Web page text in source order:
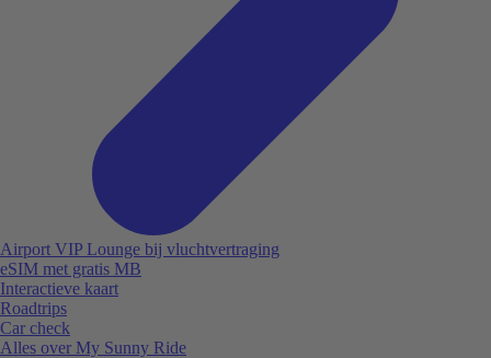
Airport VIP Lounge bij vluchtvertraging
eSIM met gratis MB
Interactieve kaart
Roadtrips
Car check
Alles over My Sunny Ride